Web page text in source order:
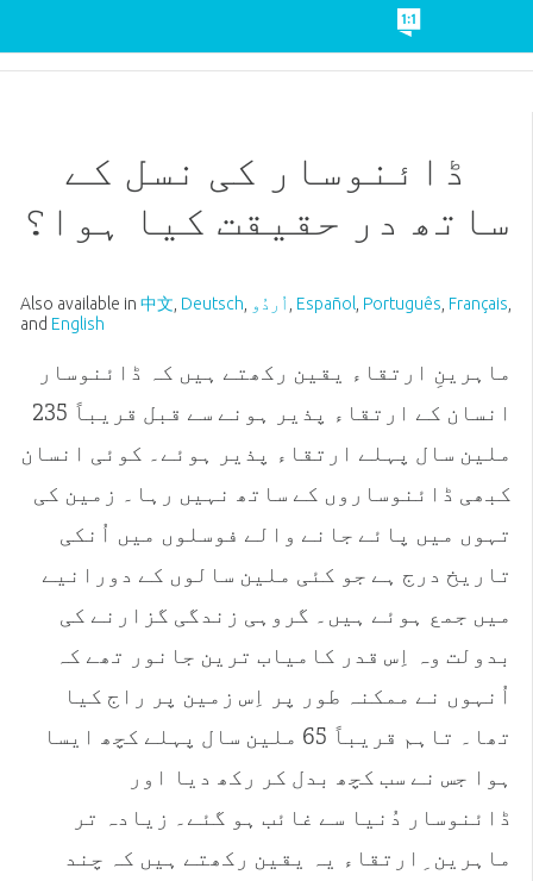
ڈائنوسار کی نسل کے
ساتھ در حقیقت کیا ہوا؟
Also available in 中文 Deutsch اُردُو Español, Português Français
and English
ماہرینِ ارتقاء یقین رکھتے ہیں کہ ڈائنوسار
انسان کے ارتقاء پذیر ہونے سے قبل قریباً 235
ملین سال پہلے ارتقاء پذیر ہوئے۔ کوئی انسان
کبھی ڈائنوساروں کے ساتھ نہیں رہا۔ زمین کی
تہوں میں پائے جانے والے فوسلوں میں اُنکی
تاریخ درج ہے جو کئی ملین سالوں کے دورانیے
میں جمع ہوئے ہیں۔ گروہی زندگی گزارنے کی
بدولت وہ اِس قدر کامیاب ترین جانور تھے کہ
اُنہوں نے ممکنہ طور پر اِس زمین پر راج کیا
تھا۔ تاہم قریباً 65 ملین سال پہلے کچھ ایسا
ہوا جس نے سب کچھ بدل کر رکھ دیا اور
ڈائنوسار دُنیا سے غائب ہو گئے۔ زیادہ تر
ماہرین ِارتقاء یہ یقین رکھتے ہیں کہ چند